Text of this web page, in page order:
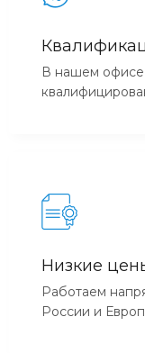
В нашем офисе
Низкие
Работаем
России и